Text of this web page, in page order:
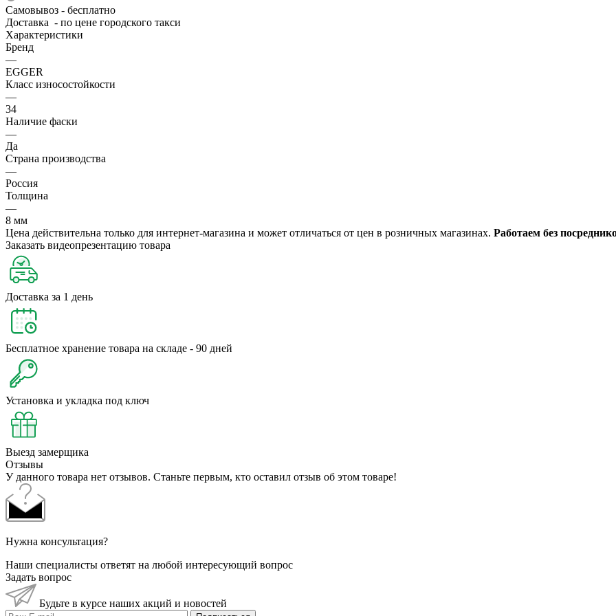
Самовывоз - бесплатно
Доставка - по цене городского такси
Характеристики
Бренд
—
EGGER
Класс износостойкости
—
34
Наличие фаски
—
Да
Страна производства
—
Россия
Толщина
—
8 мм
Цена действительна только для интернет-магазина и может отличаться от цен в розничных магазинах. Работаем без
Заказать видеопрезентацию товара
Доставка за 1 день
Бесплатное хранение товара на складе - 90 дней
Установка и укладка под ключ
Выезд замерщика
Отзывы
У данного товара нет отзывов. Станьте первым, кто оставил отзыв об этом товаре!
Нужна консультация?
Наши специалисты ответят на любой интересующий вопрос
Задать вопрос
Будьте в курсе наших акций и новостей